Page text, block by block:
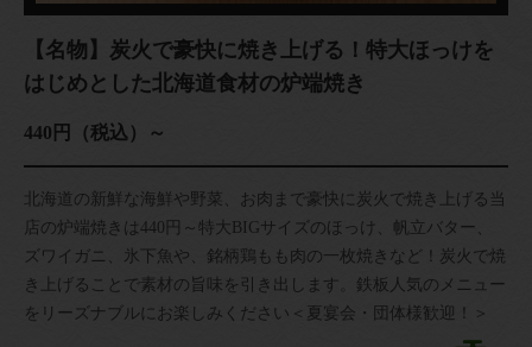
【名物】炭火で豪快に焼き上げる！特大ほっけを
はじめとした北海道食材の炉端焼き
440円（税込）～
北海道の新鮮な海鮮や野菜、お肉まで豪快に炭火で焼き上げる当
店の炉端焼きは440円～特大BIGサイズのほっけ、帆立バター、
ズワイガニ、氷下魚や、銘柄鶏もも肉の一枚焼きなど！炭火で焼
き上げることで素材の旨味を引き出します。鉄板人気のメニュー
をリーズナブルにお楽しみください＜夏宴会・団体様歓迎！＞